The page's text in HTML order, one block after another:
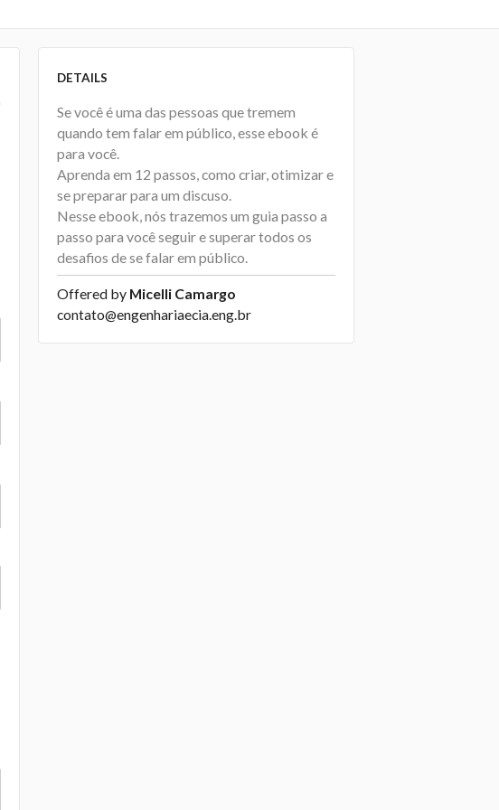
DETAILS
Se você é uma das pessoas que tremem
quando tem falar em público, esse ebook é
para você.
Aprenda em 12 passos, como criar, otimizar e
se preparar para um discuso.
Nesse ebook, nós trazemos um guia passo a
passo para você seguir e superar todos os
desafios de se falar em público.
Offered by Micelli Camargo
contato@engenhariaecia.eng.br